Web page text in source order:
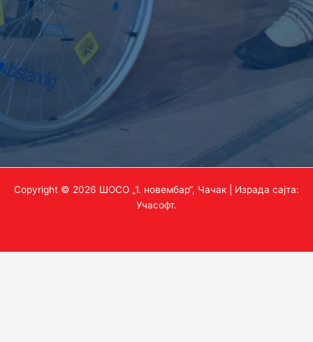
Copyright © 2026 ШОСО „1. новембар“, Чачак | Израда сајта:
Учасофт.